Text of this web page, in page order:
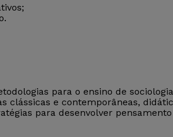
para o ensino de
clássicas e contemporâneas,
para desenvolver